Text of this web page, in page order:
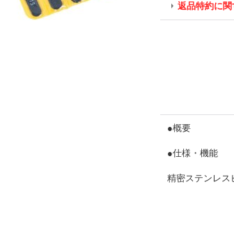
返品特約に
●概要
●仕様・機能
精密ステンレス